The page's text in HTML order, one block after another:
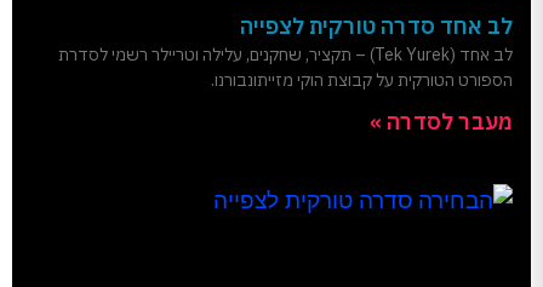
לב אחד סדרה טורקית לצפייה
לב אחד (Tek Yurek) – תקציר, שחקנים, עלילה וטריילר רשמי לסדרת
הספורט הטורקית על קבוצת הוקי מזייתונבורנו.
מעבר לסדרה »